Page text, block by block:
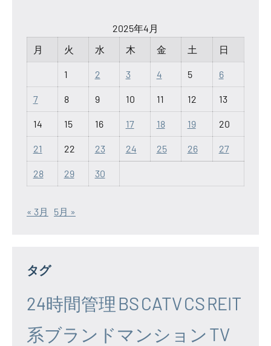
2025年4月
月
火 水 木 金 土 日
1 2 3 4 5 6
7 8 9 10 11 12 13
14 15 16 17 18 19 20
21 22 23 24 25 26 27
28 29 30
« 3月 5月 »
タグ
24時間管理 BSCATVCSREIT
系ブランドマンション TV